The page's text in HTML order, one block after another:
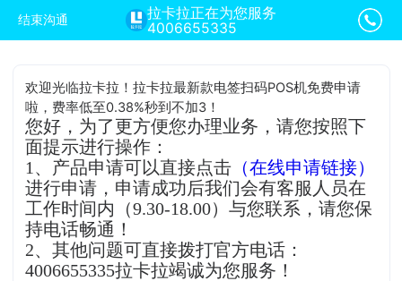
结束沟通
拉卡拉正在为您服务
4006655335
欢迎光临拉卡拉！拉卡拉最新款电签扫码POS机免费申请
啦，费率低至0.38%秒到不加3！
您好，为了更方便您办理业务，请您按照下
面提示进行操作：
1、产品申请可以直接点击 （在线申请链接）
进行申请，申请成功后我们会有客服人员在
工作时间内（9.30-18.00）与您联系，请您保
持电话畅通！
2、其他问题可直接拨打官方电话：
4006655335拉卡拉竭诚为您服务！